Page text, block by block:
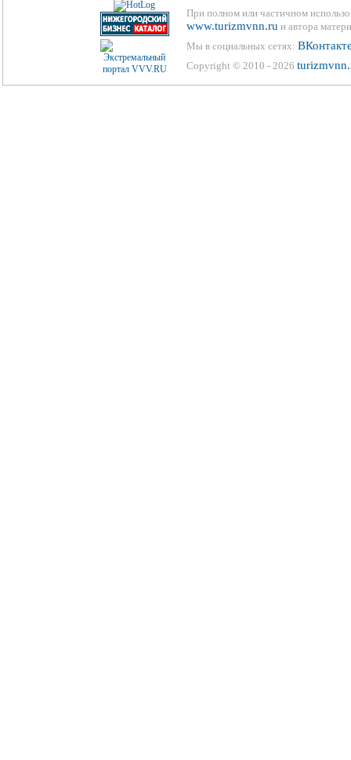
При полном или частичном
www.turizmvnn.ru и автора
Мы в социальных сетях:
Copyright © 2010 - 2026